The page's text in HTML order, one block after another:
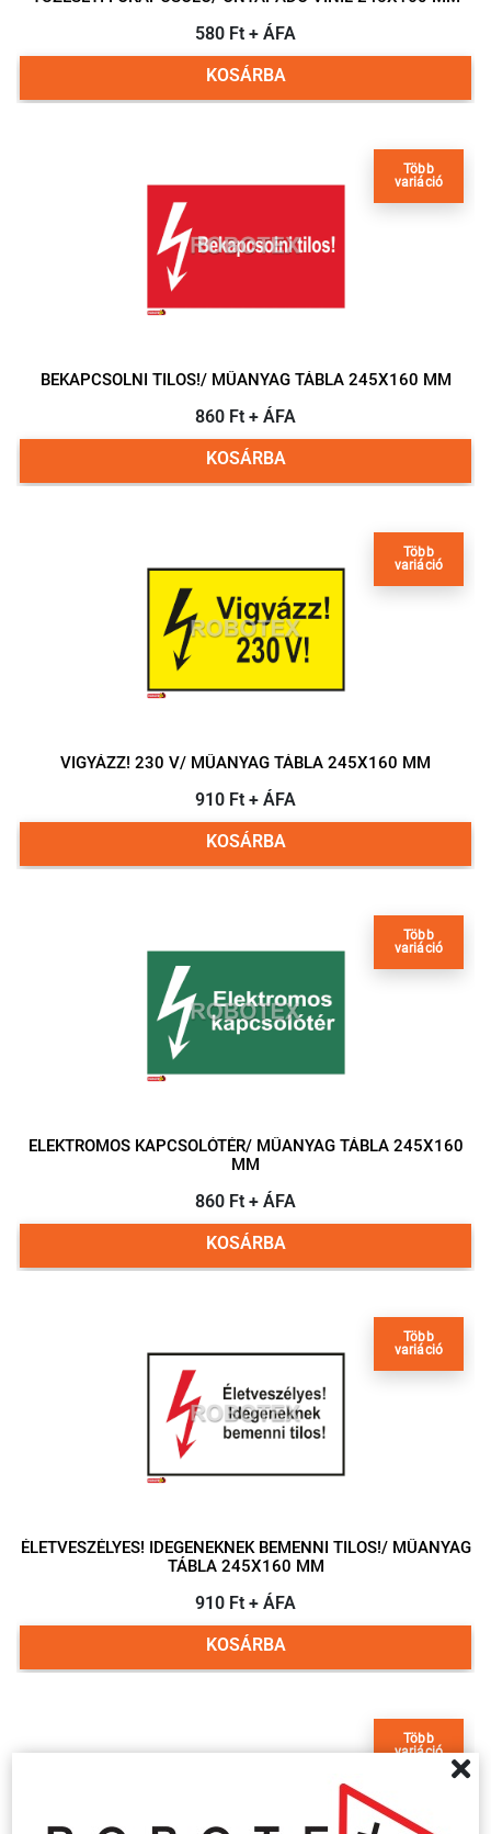
580 Ft + ÁFA
KOSÁRBA
Több
variáció
BEKAPCSOLNI TILOS!/ MŰANYAG TÁBLA 245X160 MM
860 Ft + ÁFA
KOSÁRBA
Több
variáció
VIGYÁZZ! 230 V/ MŰANYAG TÁBLA 245X160 MM
910 Ft + ÁFA
KOSÁRBA
Több
variáció
ELEKTROMOS KAPCSOLÓTÉR/ MŰANYAG TÁBLA 245X160
MM
860 Ft + ÁFA
KOSÁRBA
Több
variáció
ÉLETVESZÉLYES! IDEGENEKNEK BEMENNI TILOS!/ MŰANYAG
TÁBLA 245X160 MM
910 Ft + ÁFA
KOSÁRBA
Több
variáció